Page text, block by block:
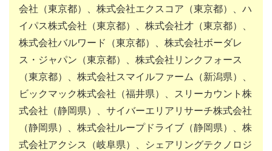
会社（東京都）、株式会社エクスコア（東京都）、ハ
イパス株式会社（東京都）、株式会社才（東京都）、
株式会社バルワード（東京都）、株式会社ボーダレ
ス・ジャパン（東京都）、株式会社リンクフォース
（東京都）、株式会社スマイルファーム（新潟県）、
ビックマック株式会社（福井県）、スリーカウント株
式会社（静岡県）、サイバーエリアリサーチ株式会社
（静岡県）、株式会社ループドライブ（静岡県）、株
式会社アクシス（岐阜県）、シェアリングテクノロジ